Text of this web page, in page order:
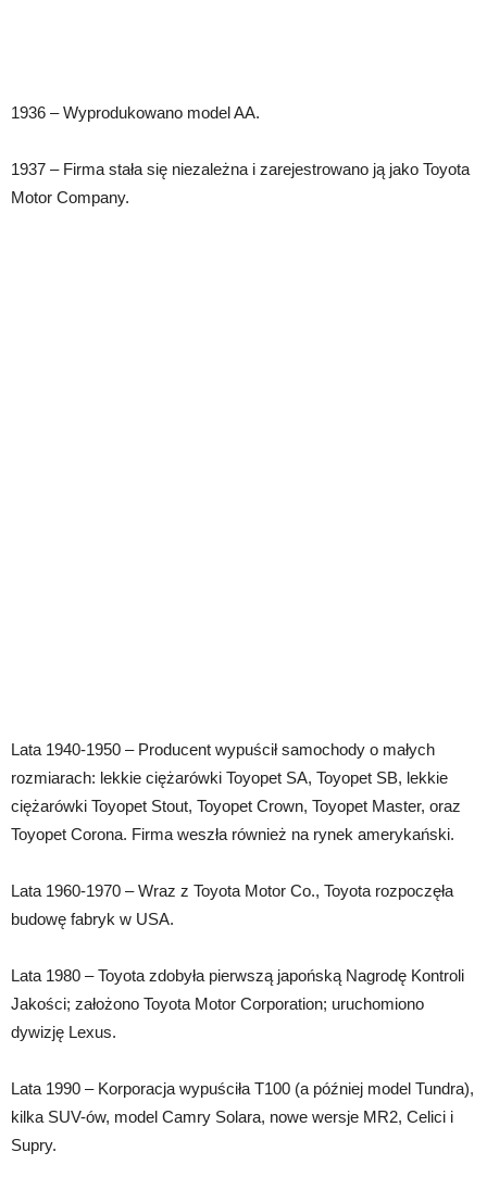
1936 – Wyprodukowano model AA.
1937 – Firma stała się niezależna i zarejestrowano ją jako Toyota
Motor Company.
Lata 1940-1950 – Producent wypuścił samochody o małych
rozmiarach: lekkie ciężarówki Toyopet SA, Toyopet SB, lekkie
ciężarówki Toyopet Stout, Toyopet Crown, Toyopet Master, oraz
Toyopet Corona. Firma weszła również na rynek amerykański.
Lata 1960-1970 – Wraz z Toyota Motor Co., Toyota rozpoczęła
budowę fabryk w USA.
Lata 1980 – Toyota zdobyła pierwszą japońską Nagrodę Kontroli
Jakości; założono Toyota Motor Corporation; uruchomiono
dywizję Lexus.
Lata 1990 – Korporacja wypuściła T100 (a później model Tundra),
kilka SUV-ów, model Camry Solara, nowe wersje MR2, Celici i
Supry.